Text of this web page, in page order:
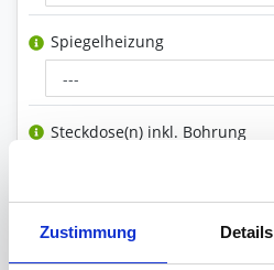
Zustimmung Details
Spiegelheizung
Steckdose(n) inkl. Bohrung
Schminkspiegel